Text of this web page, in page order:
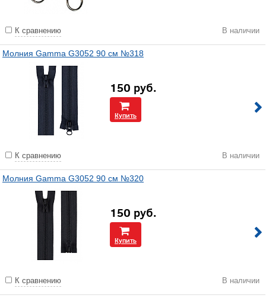
К сравнению В наличии
Молния Gamma G3052 90 см №318
150 руб.
Купить
К сравнению В наличии
Молния Gamma G3052 90 см №320
150 руб.
Купить
К сравнению В наличии